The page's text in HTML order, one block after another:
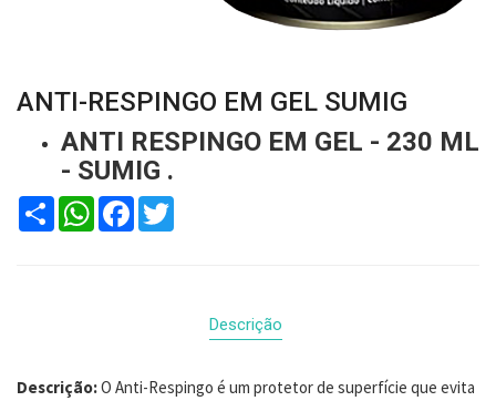
ANTI-RESPINGO EM GEL SUMIG
ANTI RESPINGO EM GEL - 230 ML
- SUMIG .
Compartilhar
WhatsAppFacebook
Twitter
Descrição
Descrição:O Anti-Respingo é um protetor de superfície que evita